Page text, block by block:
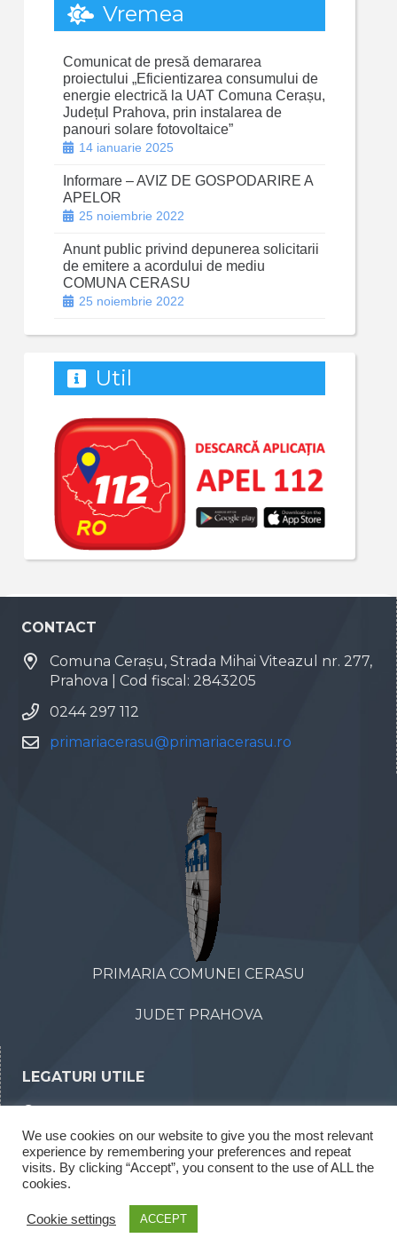
Vremea
Comunicat de presă demararea
proiectului „Eficientizarea consumului de
energie electrică la UAT Comuna Cerașu,
Județul Prahova, prin instalarea de
panouri solare fotovoltaice”
14 ianuarie 2025
Informare – AVIZ DE GOSPODARIRE A
APELOR
25 noiembrie 2022
Anunt public privind depunerea solicitarii
de emitere a acordului de mediu
COMUNA CERASU
25 noiembrie 2022
Util
CONTACT
Comuna Cerașu, Strada Mihai Viteazul nr. 277,
Prahova | Cod fiscal: 2843205
0244 297 112
primariacerasu@primariacerasu.ro
PRIMARIA COMUNEI CERASU
JUDET PRAHOVA
LEGATURI UTILE
Declaratii de interese
Rapoarte legea 52/2003
We use cookies on our website to give you the most relevant
experience by remembering your preferences and repeat
visits. By clicking “Accept”, you consent to the use of ALL the
cookies.
Cookie settings ACCEPT